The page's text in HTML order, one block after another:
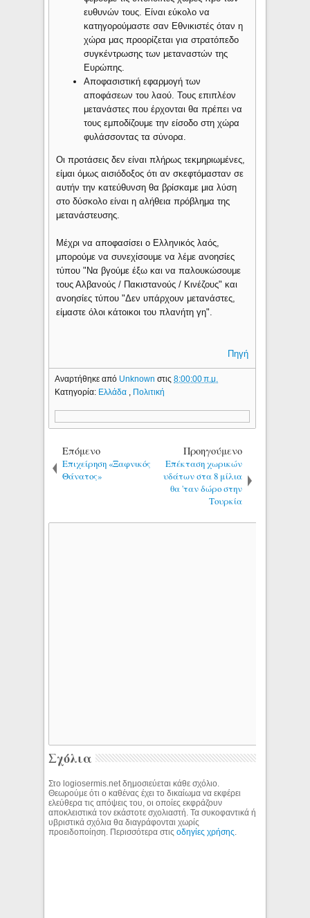
ευθυνών τους. Είναι εύκολο να
κατηγορούμαστε σαν Εθνικιστές όταν η
χώρα μας προορίζεται για στρατόπεδο
συγκέντρωσης των μεταναστών της
Ευρώπης.
Αποφασιστική εφαρμογή των
αποφάσεων του λαού. Τους επιπλέον
μετανάστες που έρχονται θα πρέπει να
τους εμποδίζουμε την είσοδο στη χώρα
φυλάσσοντας τα σύνορα.
Οι προτάσεις δεν είναι πλήρως τεκμηριωμένες,
είμαι όμως αισιόδοξος ότι αν σκεφτόμασταν σε
αυτήν την κατεύθυνση θα βρίσκαμε μια λύση
στο δύσκολο είναι η αλήθεια πρόβλημα της
μετανάστευσης.
Μέχρι να αποφασίσει ο Ελληνικός λαός,
μπορούμε να συνεχίσουμε να λέμε ανοησίες
τύπου "Να βγούμε έξω και να παλουκώσουμε
τους Αλβανούς / Πακιστανούς / Κινέζους" και
ανοησίες τύπου "Δεν υπάρχουν μετανάστες,
είμαστε όλοι κάτοικοι του πλανήτη γη".
Πηγή
Αναρτήθηκε από Unknownστις8:00:00 π.μ.
Κατηγορία: Ελλάδα Πολιτική
Επόμενο
Επιχείρηση «Ξαφνικός
Θάνατος»
Προηγούμενο
Επέκταση χωρικών
υδάτων στα 8 μίλια
θα 'ταν δώρο στην
Τουρκία
Σχόλια
Στο logiosermis.net δημοσιεύεται κάθε σχόλιο.
Θεωρούμε ότι ο καθένας έχει το δικαίωμα να εκφέρει
ελεύθερα τις απόψεις του, οι οποίες εκφράζουν
αποκλειστικά τον εκάστοτε σχολιαστή. Τα συκοφαντικά ή
υβριστικά σχόλια θα διαγράφονται χωρίς
προειδοποίηση. Περισσότερα στιςοδηγίες χρήσης